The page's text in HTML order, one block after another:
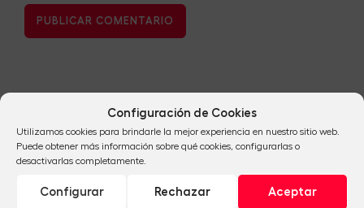
Configuración de Cookies
Utilizamos cookies para brindarle la mejor experiencia en nuestro sitio web.
Puede obtener más información sobre qué cookies, configurarlas o
desactivarlas completamente.
Aceptar
Rechazar
Configurar